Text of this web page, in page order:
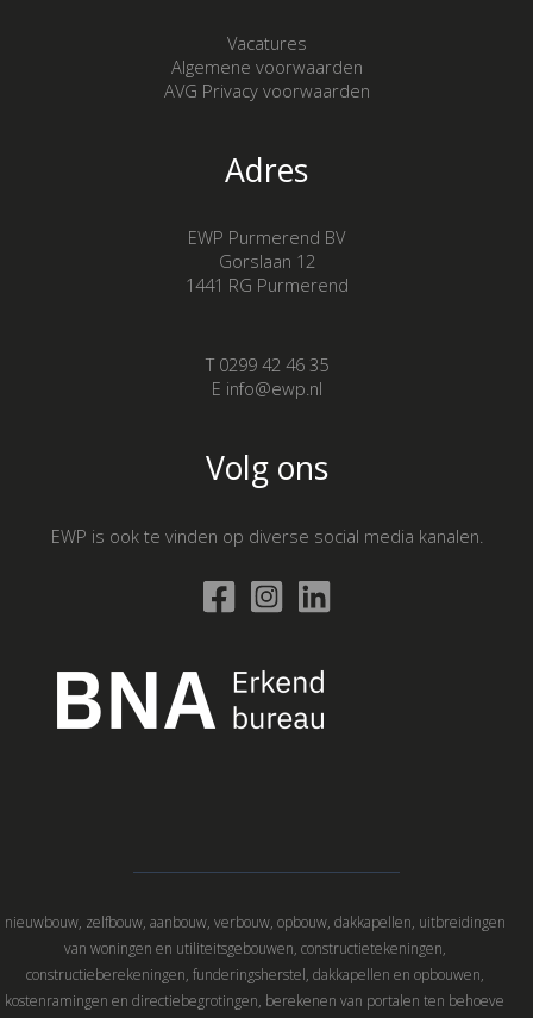
Vacatures
Algemene voorwaarden
AVG Privacy voorwaarden
Adres
EWP Purmerend BV
Gorslaan 12
1441 RG Purmerend
T 0299 42 46 35
E info@ewp.nl
Volg ons
EWP is ook te vinden op diverse social media kanalen.
nieuwbouw, zelfbouw, aanbouw, verbouw, opbouw, dakkapellen, uitbreidingen
van woningen en utiliteitsgebouwen, constructietekeningen,
constructieberekeningen, funderingsherstel, dakkapellen en opbouwen,
kostenramingen en directiebegrotingen, berekenen van portalen ten behoeve